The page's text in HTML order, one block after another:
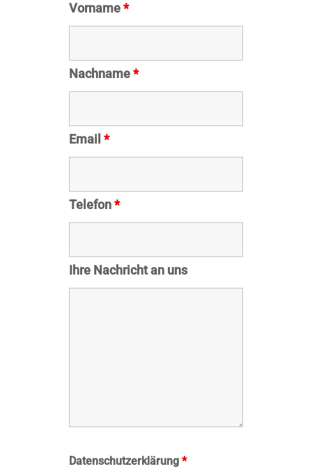
Vorname*
Nachname*
Email *
Telefon*
Ihre Nachricht an uns
Datenschutzerklärung *